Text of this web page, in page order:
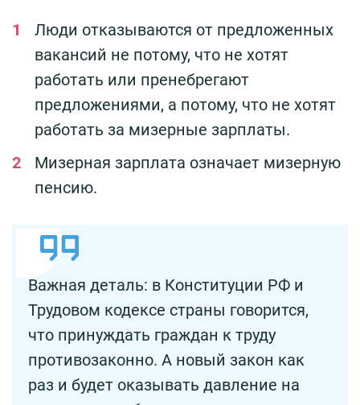
Люди отказываются от предложенных
вакансий не потому, что не хотят
работать или пренебрегают
предложениями, а потому, что не хотят
работать за мизерные зарплаты.
Мизерная зарплата означает мизерную
пенсию.
Важная деталь: в Конституции РФ и
Трудовом кодексе страны говорится,
что принуждать граждан к труду
противозаконно. А новый закон как
раз и будет оказывать давление на